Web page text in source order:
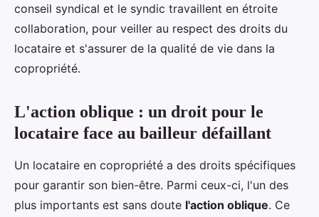
conseil syndical et le syndic travaillent en étroite
collaboration, pour veiller au respect des droits du
locataire et s'assurer de la qualité de vie dans la
copropriété.
L'action oblique : un droit pour le
locataire face au bailleur défaillant
Un locataire en copropriété a des droits spécifiques
pour garantir son bien-être. Parmi ceux-ci, l'un des
plus importants est sans doute l'action oblique. Ce